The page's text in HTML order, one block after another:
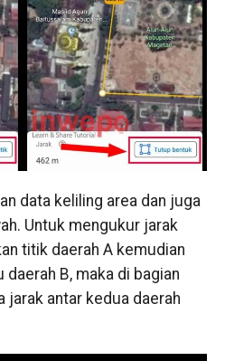
data keliling area dan juga
Untuk mengukur jarak
titik daerah A kemudian
B, maka di bagian
jarak antar kedua daerah